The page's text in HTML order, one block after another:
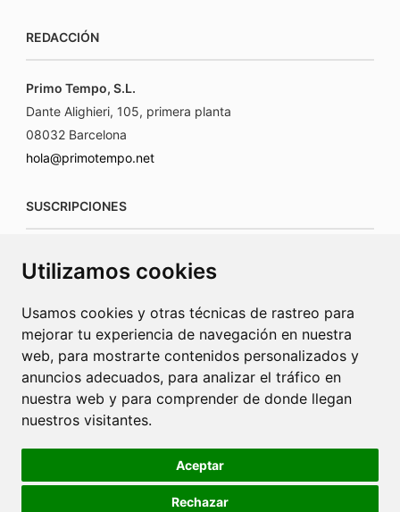
Utilizamos cookies
Usamos cookies y otras técnicas de rastreo para
mejorar tu experiencia de navegación en nuestra
web, para mostrarte contenidos personalizados y
anuncios adecuados, para analizar el tráfico en
nuestra web y para comprender de donde llegan
nuestros visitantes.
Aceptar
Rechazar
REDACCIÓN
Primo Tempo, S.L.
Dante Alighieri, 105, primera planta
08032 Barcelona
hola@primotempo.net
SUSCRIPCIONES
www.connecorrevistas.com
PUBLICIDAD